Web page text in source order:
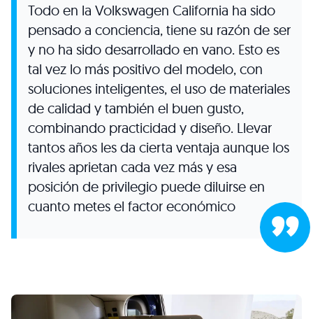
Todo en la Volkswagen California ha sido
pensado a conciencia, tiene su razón de ser
y no ha sido desarrollado en vano. Esto es
tal vez lo más positivo del modelo, con
soluciones inteligentes, el uso de materiales
de calidad y también el buen gusto,
combinando practicidad y diseño. Llevar
tantos años les da cierta ventaja aunque los
rivales aprietan cada vez más y esa
posición de privilegio puede diluirse en
cuanto metes el factor económico